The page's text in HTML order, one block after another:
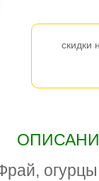
скидки